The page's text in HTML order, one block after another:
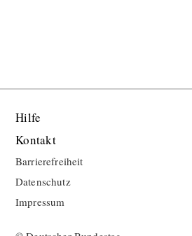
Hilfe
Kontakt
Barrierefreiheit
Datenschutz
Impressum